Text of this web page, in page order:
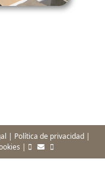
| Política de privacidad |
|